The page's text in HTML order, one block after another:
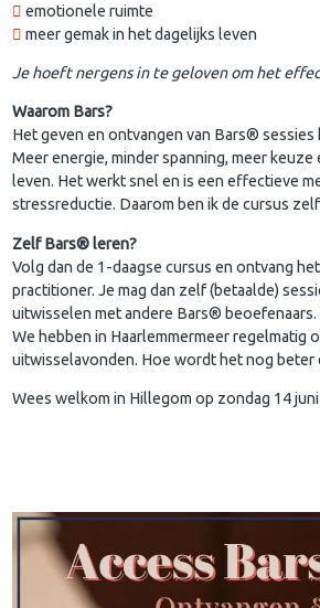
emotionele ruimte
meer gemak in het dagelijks leven
Je hoeft nergens in te geloven om het
Waarom Bars?
Het geven en ontvangen van Bars® sessies
Meer energie, minder spanning, meer
leven. Het werkt snel en is een effectieve
stressreductie. Daarom ben ik de cursus
Zelf Bars® leren?
Volg dan de 1-daagse cursus en ontvang
practitioner. Je mag dan zelf (betaalde)
uitwisselen met andere Bars®
We hebben in Haarlemmermeer regelmatig
uitwisselavonden. Hoe wordt het nog beter
Wees welkom in Hillegom op zondag 14